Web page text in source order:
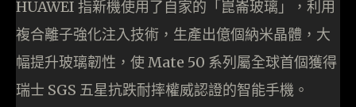
HUAWEI 指新機使用了自家的「崑崙玻璃」，利用
複合離子強化注入技術，生產出億個納米晶體，大
幅提升玻璃韌性，使 Mate 50 系列屬全球首個獲得
瑞士 SGS 五星抗跌耐摔權威認證的智能手機。